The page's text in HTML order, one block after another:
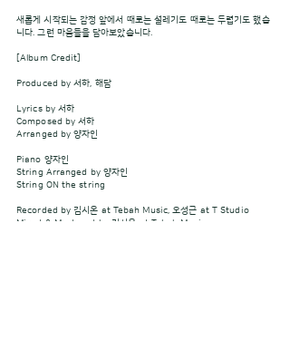
새롭게 시작되는 감정 앞에서 때로는 설레기도 때로는 두렵기도 했습
니다. 그런 마음들을 담아보았습니다.
[Album Credit]
Produced by 서하, 해담
Lyrics by 서하
Composed by 서하
Arranged by 양자인
Piano 양자인
String Arranged by 양자인
String ON the string
Recorded by 김시온 at Tebah Music, 오성근 at T Studio
Mixed & Mastered by 김시온 at Tebah Music